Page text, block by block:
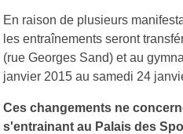
En raison de plusieurs
les entraînements seront
(rue Georges Sand) et au
janvier 2015 au samedi 24
Ces changements ne
s'entrainant au Palais des